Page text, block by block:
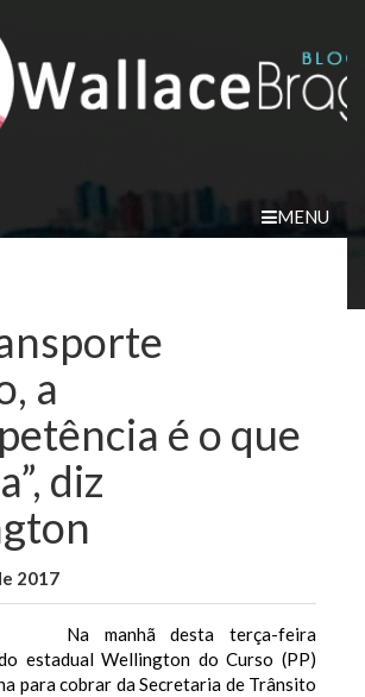
MENU
a
é o que
diz
2017
Na manhã desta terça-feira
estadual Wellington do Curso (PP)
para cobrar da Secretaria de Trânsito